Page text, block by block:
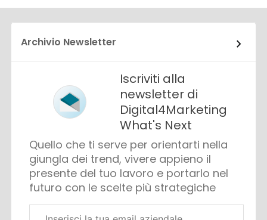
Archivio Newsletter
Iscriviti alla
newsletter di
Digital4Marketing
What's Next
Quello che ti serve per orientarti nella
giungla dei trend, vivere appieno il
presente del tuo lavoro e portarlo nel
futuro con le scelte più strategiche